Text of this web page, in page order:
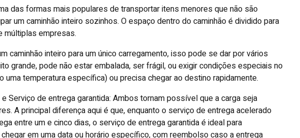
das formas mais populares de transportar itens menores que não são
um caminhão inteiro sozinhos. O espaço dentro do caminhão é dividido para
múltiplas empresas.
caminhão inteiro para um único carregamento, isso pode se dar por vários
grande, pode não estar embalada, ser frágil, ou exigir condições especiais no
temperatura específica) ou precisa chegar ao destino rapidamente.
Serviço de entrega garantida: Ambos tornam possível que a carga seja
A principal diferença aqui é que, enquanto o serviço de entrega acelerado
entre um e cinco dias, o serviço de entrega garantida é ideal para
em uma data ou horário específico, com reembolso caso a entrega